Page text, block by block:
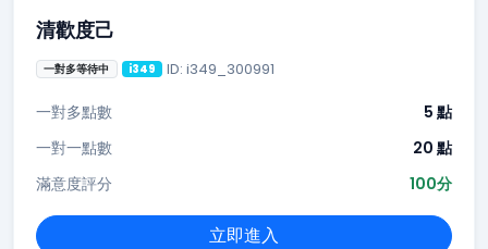
清歡度己
一對多等待中 i349 ID: i349_300991
一對多點數
5 點
一對一點數
20 點
滿意度評分
100分
立即進入